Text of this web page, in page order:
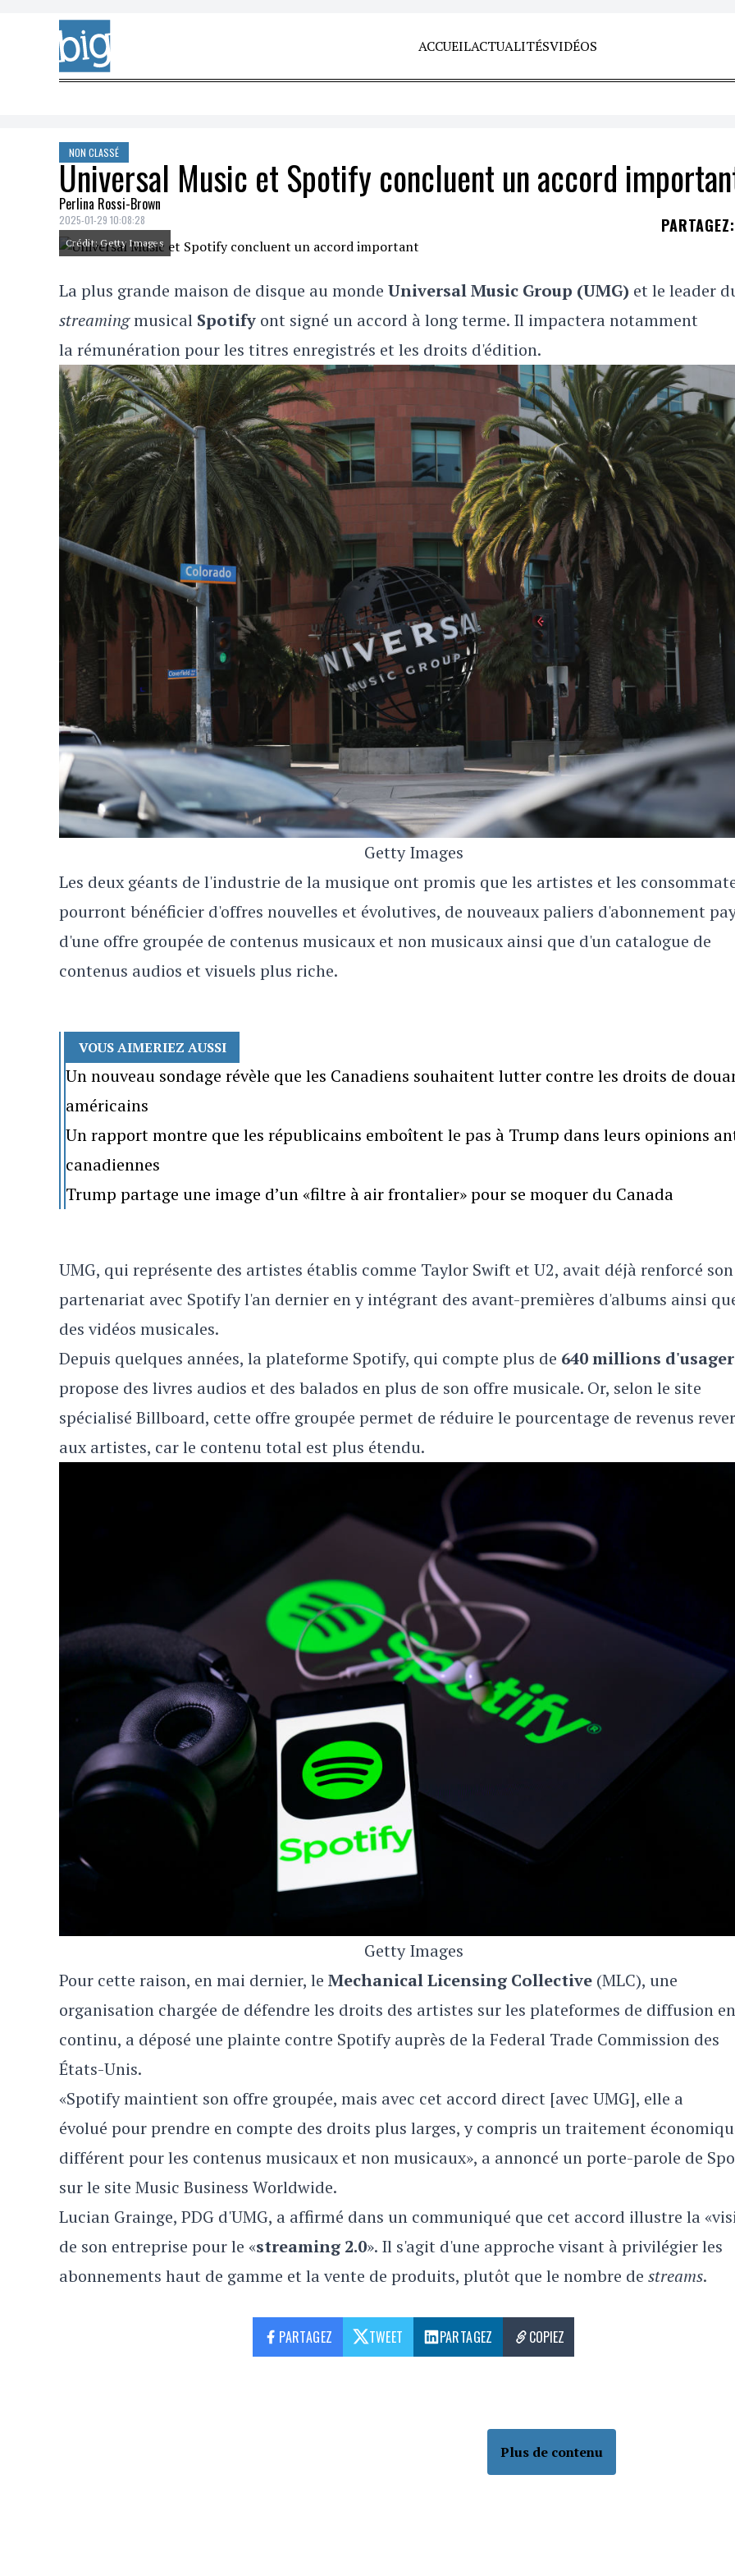
Skip to content
ACCUEILACTUALITÉSVIDÉOS
NON CLASSÉ
Universal Music et Spotify concluent un accord
Perlina Rossi-Brown
2025-01-29 10:08:28 PARTAGEZ:
Crédit: Getty Images
La plus grande maison de disque au monde Universal Music Group (UMG) et le leader
streamingmusical Spotify ont signé un accord à long terme. Il impactera notamment
la rémunération pour les titres enregistrés et les droits d'édition.
Getty Images
Les deux géants de l'industrie de la musique ont promis que les artistes et les
pourront bénéficier d'offres nouvelles et évolutives, de nouveaux paliers d'abonnement
d'une offre groupée de contenus musicaux et non musicaux ainsi que d'un catalogue de
contenus audios et visuels plus riche.
VOUS AIMERIEZ AUSSI
Un nouveau sondage révèle que les Canadiens souhaitent lutter contre les droits de
américains
Un rapport montre que les républicains emboîtent le pas à Trump dans leurs opinions
canadiennes
Trump partage une image d’un «filtre à air frontalier» pour se moquer du Canada
UMG, qui représente des artistes établis comme Taylor Swift et U2, avait déjà renforcé son
partenariat avec Spotify l'an dernier en y intégrant des avant-premières d'albums ainsi
des vidéos musicales.
Depuis quelques années, la plateforme Spotify, qui compte plus de 640 millions
propose des livres audios et des balados en plus de son offre musicale. Or, selon le site
spécialisé Billboard, cette offre groupée permet de réduire le pourcentage de revenus
aux artistes, car le contenu total est plus étendu.
Getty Images
Pour cette raison, en mai dernier, le Mechanical Licensing Collective (MLC), une
organisation chargée de défendre les droits des artistes sur les plateformes de diffusion en
continu, a déposé une plainte contre Spotify auprès de la Federal Trade Commission des
États-Unis.
«Spotify maintient son offre groupée, mais avec cet accord direct [avec UMG], elle a
évolué pour prendre en compte des droits plus larges, y compris un traitement
différent pour les contenus musicaux et non musicaux», a annoncé un porte-parole de
sur le site Music Business Worldwide.
Lucian Grainge, PDG d'UMG, a affirmé dans un communiqué que cet accord illustre la
de son entreprise pour le «streaming 2.0». Il s'agit d'une approche visant à privilégier les
abonnements haut de gamme et la vente de produits, plutôt que le nombre de streams.
PARTAGEZ TWEET PARTAGEZ COPIEZ
Les 20 pires voitures de l’histoire pourtant produites par